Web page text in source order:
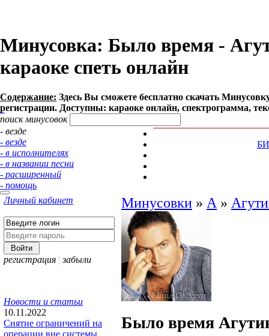
Минусовка: Было время -
караоке спеть онлайн
Содержание: Здесь Вы сможете бесплатно cкачать
регистрации. Доступны: караоке онлайн, спектрограмма,
поиск минусовок
- везде
- везде
- в исполнителях
- в названии песни
- расширенный
- помощь
Личный кабинет
регистрация ¦ забыли
Новости и статьи
10.11.2022
Снятие ограничений на
операции вне системы
Минусовки » А »
Было время